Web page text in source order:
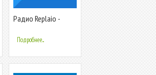
Радио Replaio -
Бесплатно
Подробнее...